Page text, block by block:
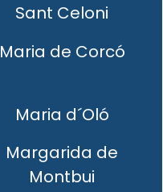
Sant Celoni
Maria de Corcó
Maria d´Oló
Margarida de
Montbui